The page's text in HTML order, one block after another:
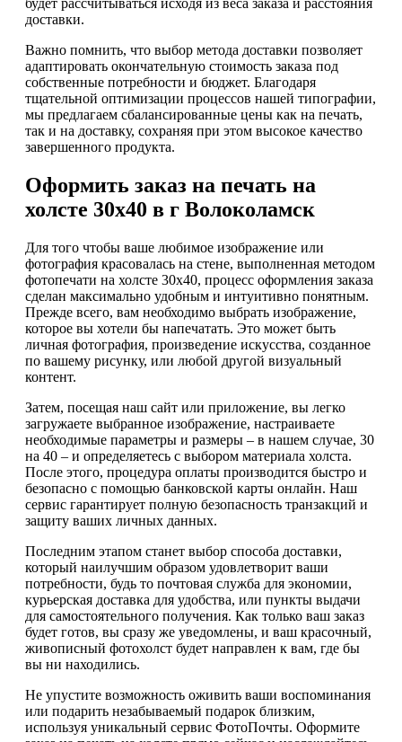
будет рассчитываться исходя из веса заказа и расстояния
доставки.
Важно помнить, что выбор метода доставки позволяет
адаптировать окончательную стоимость заказа под
собственные потребности и бюджет. Благодаря
тщательной оптимизации процессов нашей типографии,
мы предлагаем сбалансированные цены как на печать,
так и на доставку, сохраняя при этом высокое качество
завершенного продукта.
Оформить заказ на печать на
холсте 30х40 в г Волоколамск
Для того чтобы ваше любимое изображение или
фотография красовалась на стене, выполненная методом
фотопечати на холсте 30х40, процесс оформления заказа
сделан максимально удобным и интуитивно понятным.
Прежде всего, вам необходимо выбрать изображение,
которое вы хотели бы напечатать. Это может быть
личная фотография, произведение искусства, созданное
по вашему рисунку, или любой другой визуальный
контент.
Затем, посещая наш сайт или приложение, вы легко
загружаете выбранное изображение, настраиваете
необходимые параметры и размеры – в нашем случае, 30
на 40 – и определяетесь с выбором материала холста.
После этого, процедура оплаты производится быстро и
безопасно с помощью банковской карты онлайн. Наш
сервис гарантирует полную безопасность транзакций и
защиту ваших личных данных.
Последним этапом станет выбор способа доставки,
который наилучшим образом удовлетворит ваши
потребности, будь то почтовая служба для экономии,
курьерская доставка для удобства, или пункты выдачи
для самостоятельного получения. Как только ваш заказ
будет готов, вы сразу же уведомлены, и ваш красочный,
живописный фотохолст будет направлен к вам, где бы
вы ни находились.
Не упустите возможность оживить ваши воспоминания
или подарить незабываемый подарок близким,
используя уникальный сервис ФотоПочты. Оформите